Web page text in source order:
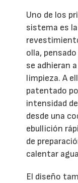
Uno de los
sistema es
olla,
se adhieran
limpieza. A
patentado
intensidad
desde una
ebullición
de
calentar
El diseño